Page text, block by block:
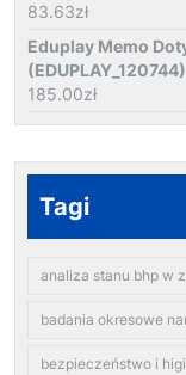
83.63zł
Eduplay Memo
(EDUPLAY_120744)
185.00zł
Tagi
analiza stanu bhp w
badania okresowe
bezpieczeństwo i